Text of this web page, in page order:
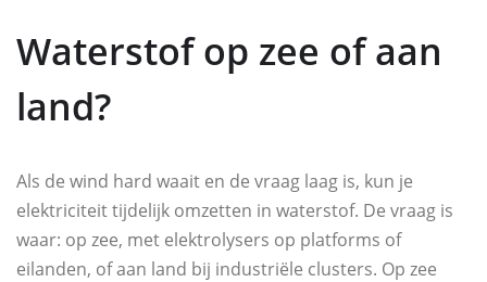
Waterstof op zee of aan
land?
Als de wind hard waait en de vraag laag is, kun je
elektriciteit tijdelijk omzetten in waterstof. De vraag is
waar: op zee, met elektrolysers op platforms of
eilanden, of aan land bij industriële clusters. Op zee